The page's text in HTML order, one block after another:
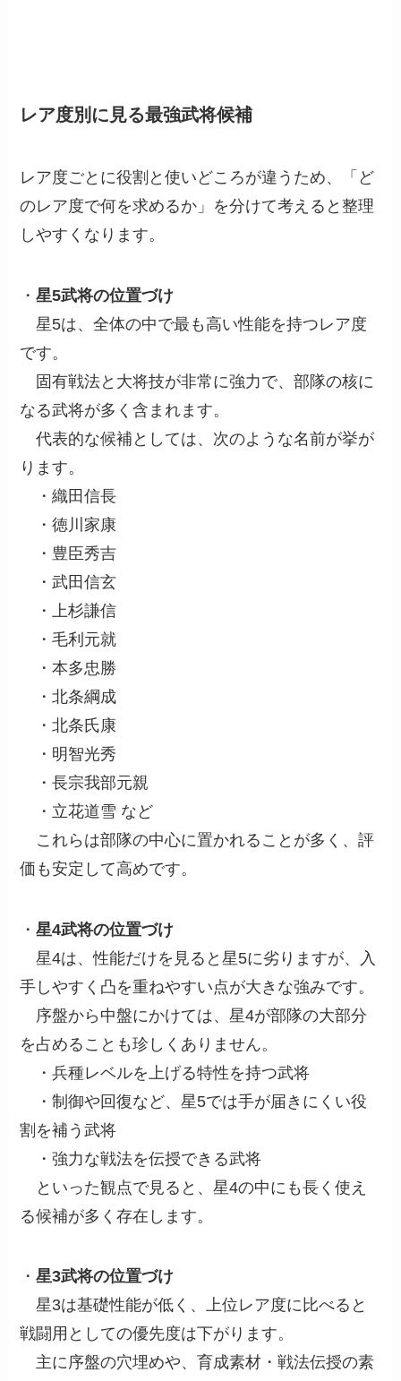
レア度別に見る最強武将候補
レア度ごとに役割と使いどころが違うため、「ど
のレア度で何を求めるか」を分けて考えると整理
しやすくなります。
・星5武将の位置づけ
星5は、全体の中で最も高い性能を持つレア度
です。
固有戦法と大将技が非常に強力で、部隊の核に
なる武将が多く含まれます。
代表的な候補としては、次のような名前が挙が
ります。
・織田信長
・徳川家康
・豊臣秀吉
・武田信玄
・上杉謙信
・毛利元就
・本多忠勝
・北条綱成
・北条氏康
・明智光秀
・長宗我部元親
・立花道雪 など
これらは部隊の中心に置かれることが多く、評
価も安定して高めです。
・星4武将の位置づけ
星4は、性能だけを見ると星5に劣りますが、入
手しやすく凸を重ねやすい点が大きな強みです。
序盤から中盤にかけては、星4が部隊の大部分
を占めることも珍しくありません。
・兵種レベルを上げる特性を持つ武将
・制御や回復など、星5では手が届きにくい役
割を補う武将
・強力な戦法を伝授できる武将
といった観点で見ると、星4の中にも長く使え
る候補が多く存在します。
・星3武将の位置づけ
星3は基礎性能が低く、上位レア度に比べると
戦闘用としての優先度は下がります。
主に序盤の穴埋めや、育成素材・戦法伝授の素